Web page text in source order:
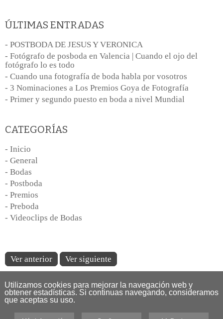
ÚLTIMAS ENTRADAS
- POSTBODA DE JESUS Y VERONICA
- Fotógrafo de posboda en Valencia | Cuando el ojo del
fotógrafo lo es todo
- Cuando una fotografía de boda habla por vosotros
- 3 Nominaciones a Los Premios Goya de Fotografía
- Primer y segundo puesto en boda a nivel Mundial
CATEGORÍAS
- Inicio
- General
- Bodas
- Postboda
- Premios
- Preboda
- Videoclips de Bodas
Ver anterior Ver siguiente
Utilizamos cookies para mejorar la navegación web y
obtener estadísticas. Si continuas navegando, consideramos
que aceptas su uso.